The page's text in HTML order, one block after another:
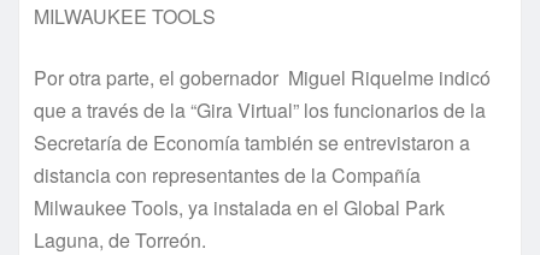
MILWAUKEE TOOLS
Por otra parte, el gobernador Miguel Riquelme indicó
que a través de la “Gira Virtual” los funcionarios de la
Secretaría de Economía también se entrevistaron a
distancia con representantes de la Compañía
Milwaukee Tools, ya instalada en el Global Park
Laguna, de Torreón.